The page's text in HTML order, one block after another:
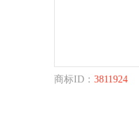
商标ID： 3811924